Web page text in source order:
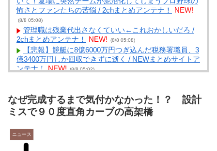
怖さとファンたちの苦悩 / 2chまとめアンテナ！
NEW!
(8/8 05:08)
管理職は残業代出さなくていい←これおかしいだろ /
2chまとめアンテナ！
NEW! (8/8 05:08)
【悲報】競艇に8億6000万円つぎ込んだ税務署職員、3
億3400万円しか回収できずに逝く / NEWまとめサイトア
ンテナ！ NEW! (8/8 05:02)
【衝撃】京大病院で正常な脳組織を誤摘出された50代
女性、手足も動かせず自発呼吸もできない重篤状態に…
「意識はある」 / NEWまとめサイトアンテナ！
腐敗仕切った韓国サッカー協会 外国人審判10人余に対
し“性接待” W杯や五輪の予選 / NEWまとめサイトアンテ
なぜ完成するまで気付かなかった！？ 設計
ミスで９０度直角カーブの高架橋
ニュース